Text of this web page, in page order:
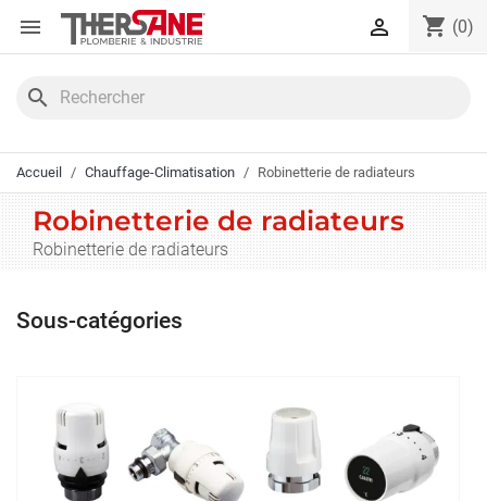
Panneau de gestion des cookies
 shopping_cart (0)

search
Accueil Chauffage-Climatisation Robinetterie de radiateurs
Robinetterie de radiateurs
Robinetterie de radiateurs
Sous-catégories